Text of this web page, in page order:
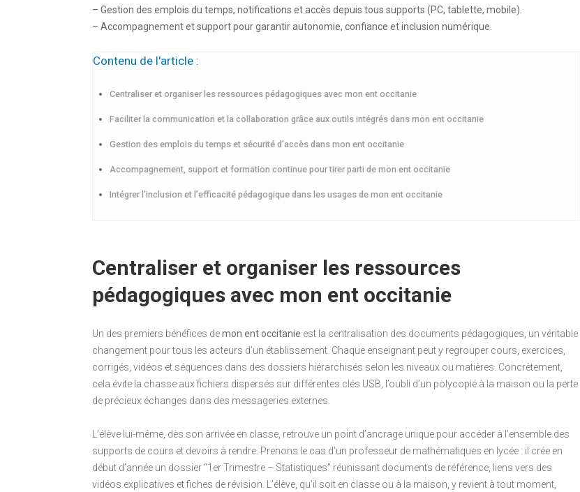
– Gestion des emplois du temps, notifications et accès depuis tous supports (PC, tablette, mobile).
– Accompagnement et support pour garantir autonomie, confiance et inclusion numérique.
Contenu de l'article :
Centraliser et organiser les ressources pédagogiques avec mon ent occitanie
Faciliter la communication et la collaboration grâce aux outils intégrés dans mon ent occitanie
Gestion des emplois du temps et sécurité d’accès dans mon ent occitanie
Accompagnement, support et formation continue pour tirer parti de mon ent occitanie
Intégrer l’inclusion et l’efficacité pédagogique dans les usages de mon ent occitanie
Centraliser et organiser les ressources
pédagogiques avec mon ent occitanie
Un des premiers bénéfices demon ent occitanie est la centralisation des documents pédagogiques, un véritable
changement pour tous les acteurs d’un établissement. Chaque enseignant peut y regrouper cours, exercices,
corrigés, vidéos et séquences dans des dossiers hiérarchisés selon les niveaux ou matières. Concrètement,
cela évite la chasse aux fichiers dispersés sur différentes clés USB, l’oubli d’un polycopié à la maison ou la perte
de précieux échanges dans des messageries externes.
L’élève lui-même, dès son arrivée en classe, retrouve un point d’ancrage unique pour accéder à l’ensemble des
supports de cours et devoirs à rendre. Prenons le cas d’un professeur de mathématiques en lycée : il crée en
début d’année un dossier “1er Trimestre – Statistiques” réunissant documents de référence, liens vers des
vidéos explicatives et fiches de révision. L’élève, qu’il soit en classe ou à la maison, y revient à tout moment,